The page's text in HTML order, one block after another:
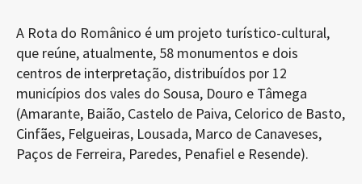
A Rota do Românico é um projeto turístico-cultural,
que reúne, atualmente, 58 monumentos e dois
centros de interpretação, distribuídos por 12
municípios dos vales do Sousa, Douro e Tâmega
(Amarante, Baião, Castelo de Paiva, Celorico de Basto,
Cinfães, Felgueiras, Lousada, Marco de Canaveses,
Paços de Ferreira, Paredes, Penafiel e Resende).